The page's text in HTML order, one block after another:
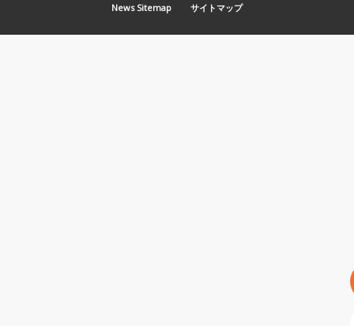
News Sitemap
サイトマップ